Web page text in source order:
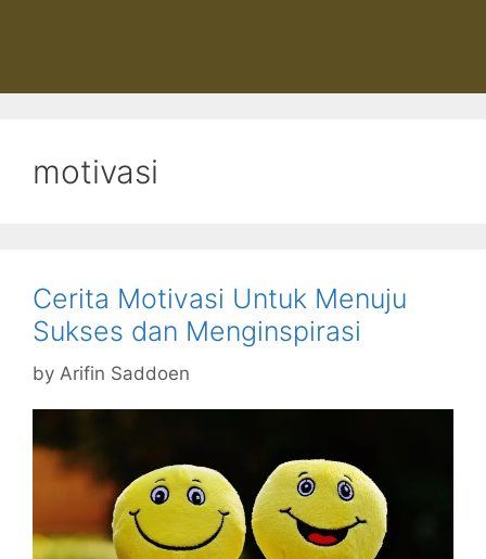
motivasi
Cerita Motivasi Untuk Menuju
Sukses dan Menginspirasi
by Arifin Saddoen